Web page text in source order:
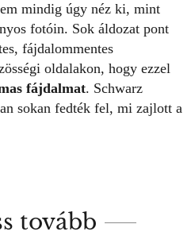
mindig úgy néz ki, mint
fotóin. Sok áldozat pont
fájdalommentes
oldalakon, hogy ezzel
fájdalmat. Schwarz
sokan fedték fel, mi zajlott a
tovább